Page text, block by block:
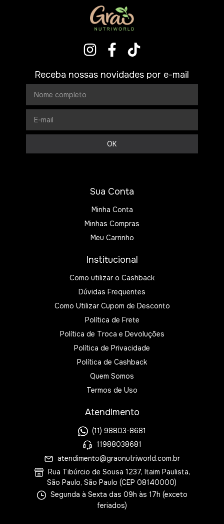
Receba nossas novidades por e-mail
Sua Conta
Minha Conta
Minhas Compras
Meu Carrinho
Institucional
Como utilizar o Cashback
Dúvidas Frequentes
Como Utilizar Cupom de Desconto
Política de Frete
Política de Troca e Devoluções
Política de Privacidade
Política de Cashback
Quem Somos
Termos de Uso
Atendimento
(11) 98803-8681
11988038681
atendimento@graonutriworld.com.br
Rua Tibúrcio de Sousa 1237, Itaim Paulista,
São Paulo, São Paulo (CEP 08140000)
Segunda à Sexta das 09h às 17h (exceto
feriados)